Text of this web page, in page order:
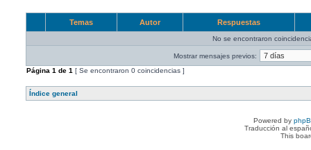
Temas Autor Respuestas
No se encontraron
Mostrar mensajes previos:
Página 1 de 1 [ Se encontraron 0 coincidencias ]
Índice general
Powered by
Traducción al
This